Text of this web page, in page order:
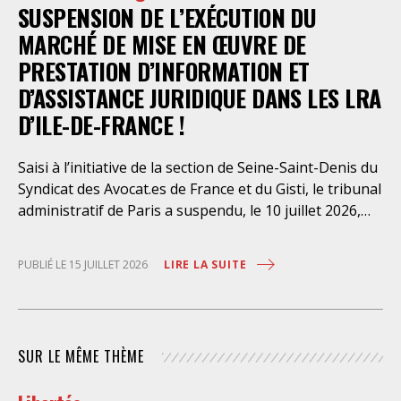
août dernier, le Conseil d’Etat a aboli les privilèges
dont l’infirmerie psychiatrique de la préfecture de
police a depuis trop longtemps
SUSPENSION DE L’EXÉCUTION DU
MARCHÉ DE MISE EN ŒUVRE DE
PRESTATION D’INFORMATION ET
D’ASSISTANCE JURIDIQUE DANS LES LRA
D’ILE-DE-FRANCE !
Saisi à l’initiative de la section de Seine-Saint-Denis du
Syndicat des Avocat.es de France et du Gisti, le tribunal
administratif de Paris a suspendu, le 10 juillet 2026,
œuvre de prestations d’information et d’assistance
juridique des étrangers maintenus dans les locaux de
droits fondamentaux des personnes retenues et
PUBLIÉ LE 15 JUILLET 2026 LIRE LA SUITE
SUR LE MÊME THÈME